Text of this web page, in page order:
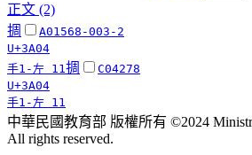
正文 (2)
㨄
A01568-003-2
U+3A04
手1-左 11 㨄
C04278
U+3A04
手1-左 11
中華民國教育部 版權所有 ©2024
All rights reserved.